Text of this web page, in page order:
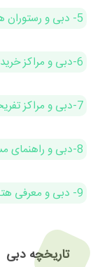
5- دبی و رستوران های دبی
6-دبی و مراکز خرید دبی
7-دبی و مراکز تفریحی دبی
8-دبی و راهنمای مسافر عروس امارات
9- دبی و معرفی هتل های دبی
تاریخچه دبی